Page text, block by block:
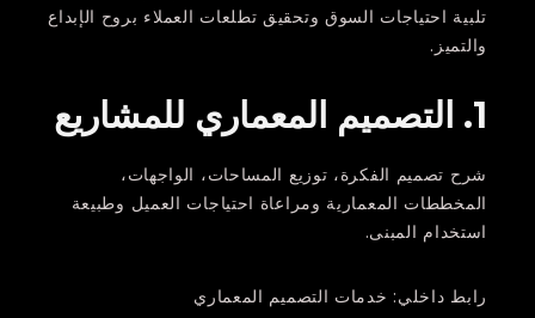
تلبية احتياجات السوق وتحقيق تطلعات العملاء بروح الإبداع
والتميز.
1. التصميم المعماري للمشاريع
شرح تصميم الفكرة، توزيع المساحات، الواجهات،
المخططات المعمارية ومراعاة احتياجات العميل وطبيعة
استخدام المبنى.
رابط داخلي: خدمات التصميم المعماري